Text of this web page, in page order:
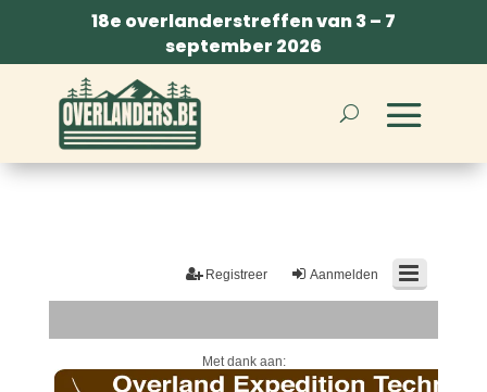
18e overlanderstreffen van 3 – 7
september 2026